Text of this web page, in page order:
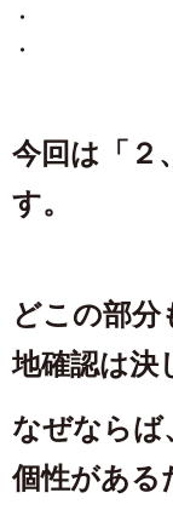
・
・
今回は「２
す。
どこの部分
地確認は決
なぜならば
個性がある